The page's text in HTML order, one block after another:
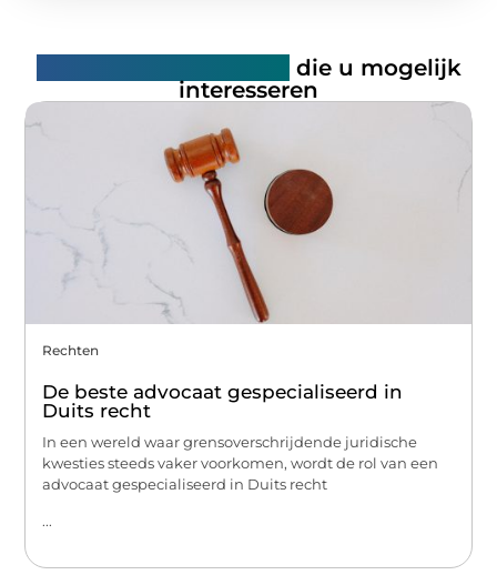
die u mogelijk
interesseren
Rechten
De beste advocaat gespecialiseerd in
Duits recht
In een wereld waar grensoverschrijdende juridische
kwesties steeds vaker voorkomen, wordt de rol van een
advocaat gespecialiseerd in Duits recht
...